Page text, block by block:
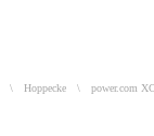
\ Hoppecke \ power.com